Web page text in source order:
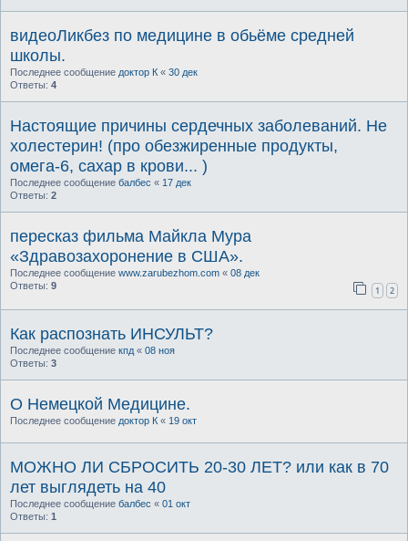
видеоЛикбез по медицине в обьёме средней
школы.
Последнее сообщение доктор К « 30 дек
Ответы: 4
Настоящие причины сердечных заболеваний. Не
холестерин! (про обезжиренные продукты,
омега-6, сахар в крови... )
Последнее сообщение балбес « 17 дек
Ответы: 2
пересказ фильма Майкла Мура
«Здравозахоронение в США».
Последнее сообщение www.zarubezhom.com « 08 дек
Ответы: 9 1 2
Как распознать ИНСУЛЬТ?
Последнее сообщение кпд « 08 ноя
Ответы: 3
О Немецкой Медицине.
Последнее сообщение доктор К « 19 окт
МОЖНО ЛИ СБРОСИТЬ 20-30 ЛЕТ? или как в 70
лет выглядеть на 40
Последнее сообщение балбес « 01 окт
Ответы: 1